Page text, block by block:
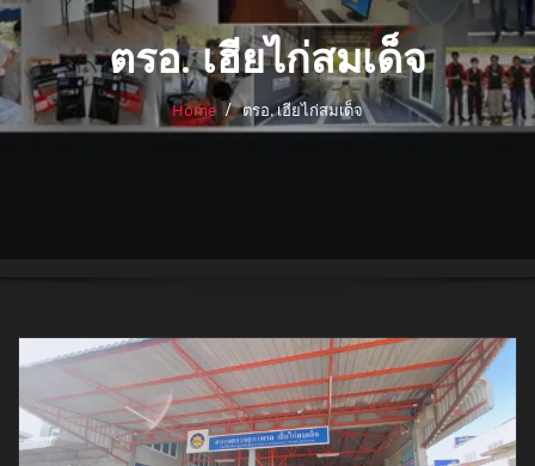
ตรอ. เฮียไก่สมเด็จ
Home ตรอ. เฮียไก่สมเด็จ